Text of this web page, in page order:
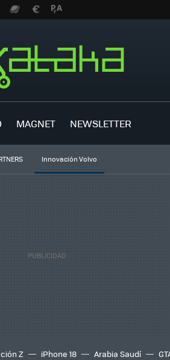
MAGNET NEWSLETTER
Innovación Volvo
Z iPhone 18 Arabia Saudí